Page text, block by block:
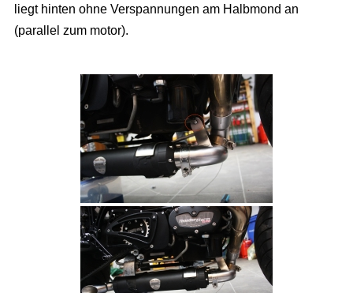
liegt hinten ohne Verspannungen am Halbmond an
(parallel zum motor).